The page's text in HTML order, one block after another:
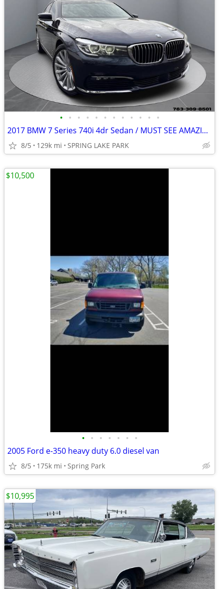
• • • • • • • • • • • •
2017 BMW 7 Series 740i 4dr Sedan / MUST SEE AMAZING CONDITION
8/5 129k mi SPRING LAKE PARK
• • • • • • •
2005 Ford e-350 heavy duty 6.0 diesel van
8/5 175k mi Spring Park
$10,500
$10,995